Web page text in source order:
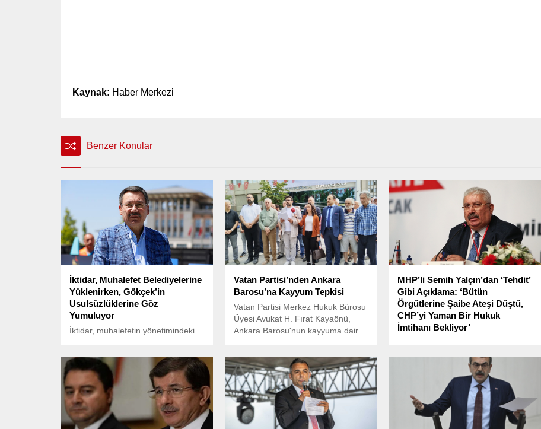
Kaynak: Haber Merkezi
Benzer Konular
İktidar, Muhalefet Belediyelerine
Yüklenirken, Gökçek’in
Usulsüzlüklerine Göz
Yumuluyor
İktidar, muhalefetin yönetimindeki
belediye başkanlarına yönelik
herhangi bir işlem yapılmıyor.
Vatan Partisi’nden Ankara
Barosu’na Kayyum Tepkisi
Vatan Partisi Merkez Hukuk Bürosu
Üyesi Avukat H. Fırat Kayaönü,
Ankara Barosu'nun kayyuma dair
MHP’li Semih Yalçın’dan ‘Tehdit’
Gibi Açıklama: ‘Bütün
Örgütlerine Şaibe Ateşi Düştü,
CHP’yi Yaman Bir Hukuk
İmtihanı Bekliyor’
Yalçın, İstanbul Büyükşehir
Belediye (İBB) Başkanı Ekrem
İmamoğlu’nun tutuklanmasının
ardından açıklamalarda bulundu.